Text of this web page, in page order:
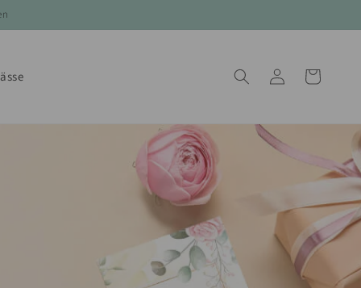
EinloggenWarenkorb